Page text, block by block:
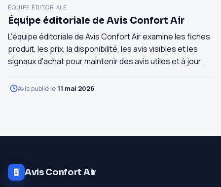
ÉQUIPE ÉDITORIALE
Équipe éditoriale de Avis Confort Air
L'équipe éditoriale de Avis Confort Air examine les fiches
produit, les prix, la disponibilité, les avis visibles et les
signaux d'achat pour maintenir des avis utiles et à jour.
Avis publié le 11 mai 2026
Avis Confort Air